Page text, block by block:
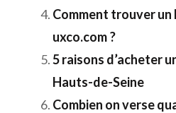
Comment trouver
uxco.com ?
5 raisons d’acheter
Hauts-de-Seine
Combien on verse